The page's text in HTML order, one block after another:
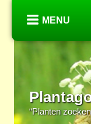
MENU
“Planten